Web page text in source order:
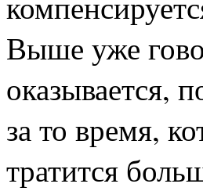
Выше уже
оказывается,
за то время,
тратится